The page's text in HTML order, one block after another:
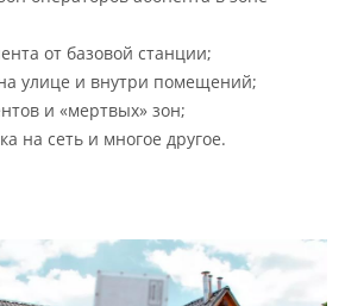
от базовой станции;
улице и внутри помещений;
и «мертвых» зон;
на сеть и многое другое.